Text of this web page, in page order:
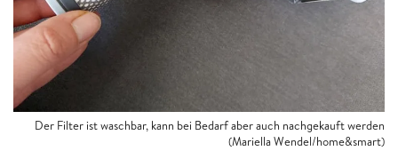
Der Filter ist waschbar, kann bei Bedarf aber auch nachgekauft werden
(Mariella Wendel/home&smart)